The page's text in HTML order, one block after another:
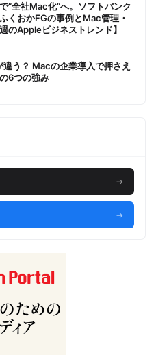
“全社Mac化”へ。ソフトバンク
くおかFGの事例とMac管理・
のAppleビジネストレンド】
う？ Macの企業導入で押さえ
6つの強み
→
→